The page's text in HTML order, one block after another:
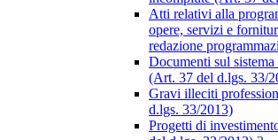
Atti relativi alla
opere, servizi e
redazione
Documenti sul
(Art. 37 del d.lgs. 33/
Gravi illeciti
d.lgs. 33/2013)
Progetti di